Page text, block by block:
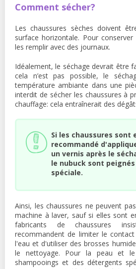
Comment sécher?
Les chaussures sèches doivent
surface horizontale. Pour
les remplir avec des journaux.
Idéalement, le séchage devrait être
cela n’est pas possible, le
température ambiante dans une
interdit de sécher les chaussures à
chauffage: cela entraînerait des
Si les chaussures sont
recommandé
un vernis après le
le nubuck sont
spéciale.
Ainsi, les chaussures ne peuvent
machine à laver, sauf si elles sont
fabricants de chaussures
recommandent de limiter le
l'eau et d'utiliser des brosses
le nettoyage. Pour la peau et
shampooings et des détergents